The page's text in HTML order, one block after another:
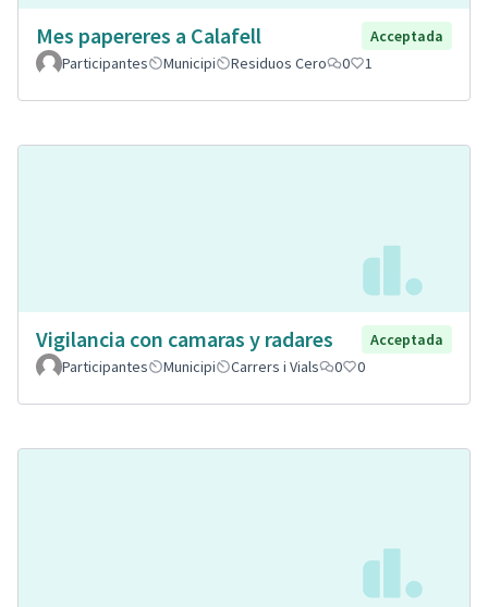
Mes papereres a Calafell
Acceptada
Participantes
Municipi Residuos Cero 0 1
Vigilancia con camaras y radares
Acceptada
Participantes
Municipi Carrers i Vials 0 0